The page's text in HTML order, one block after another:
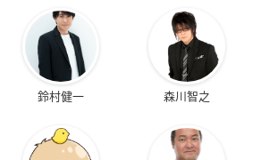
鈴村健一 森川智之